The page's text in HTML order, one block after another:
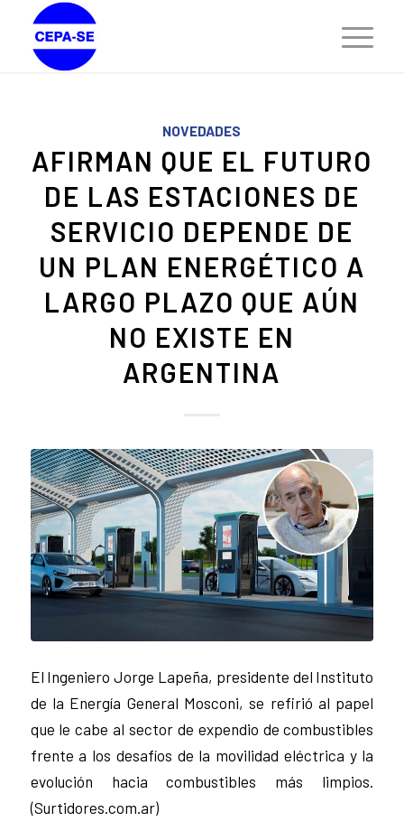
NOVEDADES
AFIRMAN QUE EL FUTURO
DE LAS ESTACIONES DE
SERVICIO DEPENDE DE
UN PLAN ENERGÉTICO A
LARGO PLAZO QUE AÚN
NO EXISTE EN
ARGENTINA
El Ingeniero Jorge Lapeña, presidente del Instituto
de la Energía General Mosconi, se refirió al papel
que le cabe al sector de expendio de combustibles
frente a los desafíos de la movilidad eléctrica y la
evolución hacia combustibles más limpios.
(Surtidores.com.ar)